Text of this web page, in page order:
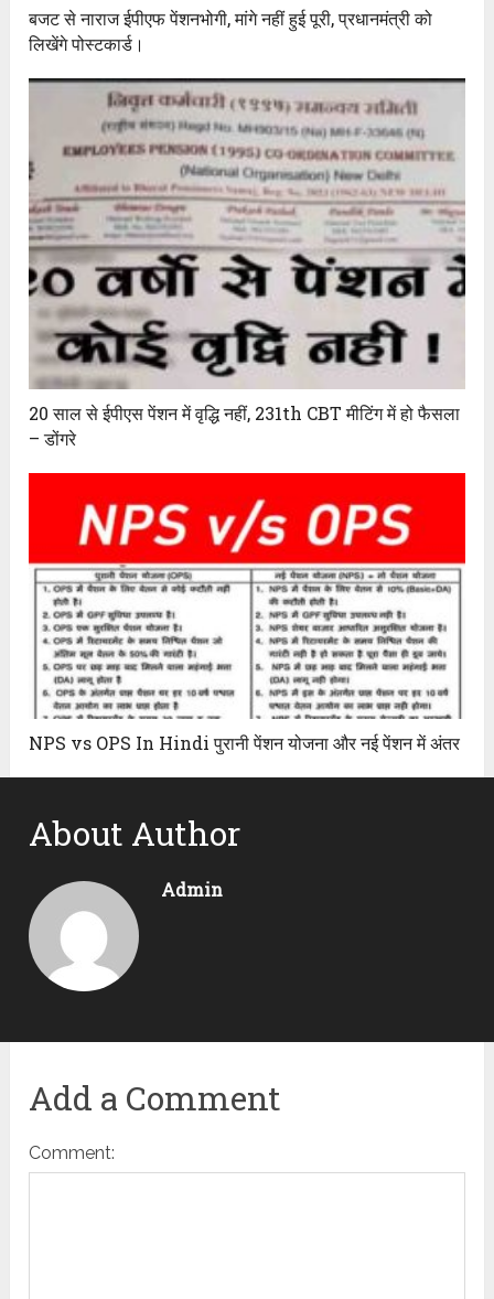
बजट से नाराज ईपीएफ पेंशनभोगी, मांगे नहीं हुई पूरी, प्रधानमंत्री को
लिखेंगे पोस्टकार्ड।
20 साल से ईपीएस पेंशन में वृद्धि नहीं, 231th CBT मीटिंग में हो फैसला
– डोंगरे
NPS vs OPS In Hindi पुरानी पेंशन योजना और नई पेंशन में अंतर
About Author
Admin
Add a Comment
Comment: